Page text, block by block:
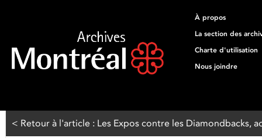
À propos
La section des
Charte d'utilisation
Nous joindre
< Retour à l'article : Les Expos contre les Diamondbacks,